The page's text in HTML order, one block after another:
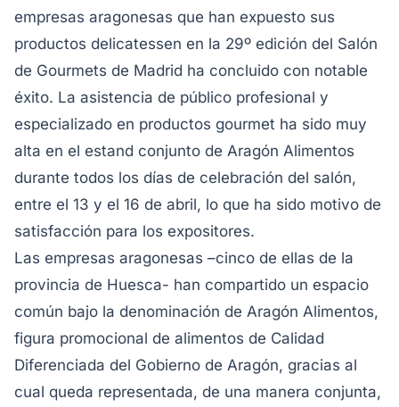
empresas aragonesas que han expuesto sus
productos delicatessen en la 29º edición del Salón
de Gourmets de Madrid ha concluido con notable
éxito. La asistencia de público profesional y
especializado en productos gourmet ha sido muy
alta en el estand conjunto de Aragón Alimentos
durante todos los días de celebración del salón,
entre el 13 y el 16 de abril, lo que ha sido motivo de
satisfacción para los expositores.
Las empresas aragonesas –cinco de ellas de la
provincia de Huesca- han compartido un espacio
común bajo la denominación de Aragón Alimentos,
figura promocional de alimentos de Calidad
Diferenciada del Gobierno de Aragón, gracias al
cual queda representada, de una manera conjunta,